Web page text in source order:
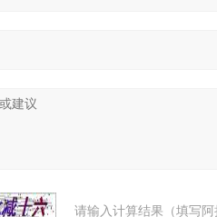
请输入计算结果（填写